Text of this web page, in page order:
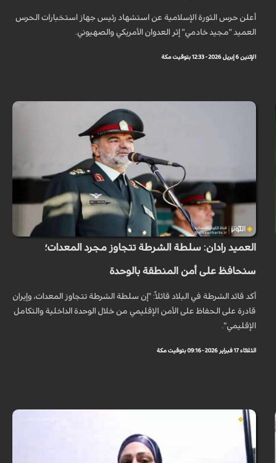
أعلن حرس الثورة الإسلامية عن استشهاد رئيس جهاز استخبارات الحرس
العميد "مجيد خادمي" إثر العدوان الأمريكي والصهيوني.
الإثنين 6 إبريل 2026 - 12:33 بتوقيت مكة
العميد رادان: سلطة الشرطة تتجاوز مجرد المعدات؛
سنحافظ على أمن المنطقة بالوحدة
أكد قائد الشرطة في البلاد قائلاً: "إن سلطة الشرطة تتجاوز المعدات، وإيران
قادرة على الحفاظ على الأمن الإقليمي من خلال الوحدة الداخلية والتكامل
الإقليمي".
الثلاثاء 17 فبراير 2026 - 09:16 بتوقيت مكة